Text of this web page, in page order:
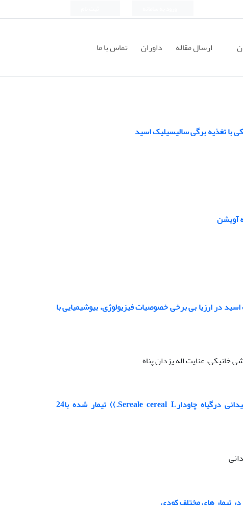
ارسال مقاله داوران تماس با ما
آویشن
در ارزیا بی برخی خصوصیات فیزیولوژی، بیوشیمیایی با
خانیکی، عنایت اله یزدان پناه
مطالعه تاثیرتنش خشکی القا شده با پلی‌اتیلن گلیکول بر فعالیت آنتی‌اکسیدانی درگیاه چاودارSereale cereal L.)) تیمار شده با24